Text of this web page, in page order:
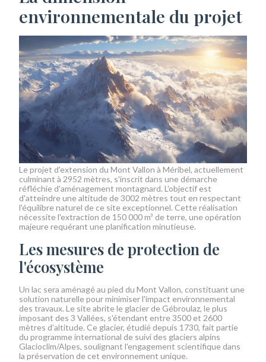
environnementale du projet
Le projet d'extension du Mont Vallon à Méribel, actuellement
culminant à 2952 mètres, s'inscrit dans une démarche
réfléchie d'aménagement montagnard. L'objectif est
d'atteindre une altitude de 3002 mètres tout en respectant
l'équilibre naturel de ce site exceptionnel. Cette réalisation
nécessite l'extraction de 150 000 m³ de terre, une opération
majeure requérant une planification minutieuse.
Les mesures de protection de
l'écosystème
Un lac sera aménagé au pied du Mont Vallon, constituant une
solution naturelle pour minimiser l'impact environnemental
des travaux. Le site abrite le glacier de Gébroulaz, le plus
imposant des 3 Vallées, s'étendant entre 3500 et 2600
mètres d'altitude. Ce glacier, étudié depuis 1730, fait partie
du programme international de suivi des glaciers alpins
Glacioclim/Alpes, soulignant l'engagement scientifique dans
la préservation de cet environnement unique.